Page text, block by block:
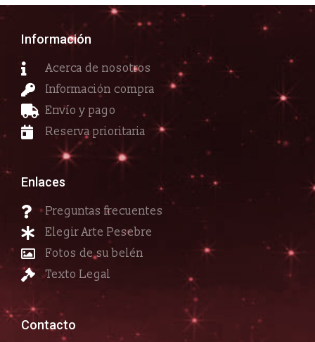
Información
Acerca de nosotros
Información compra
Envío y pago
Reserva prioritaria
Enlaces
Preguntas frecuentes
Elegir Arte Pesebre
Fotos de su belén
Texto Legal
Contacto